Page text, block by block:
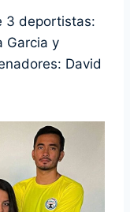
3 deportistas:
Garcia y
David